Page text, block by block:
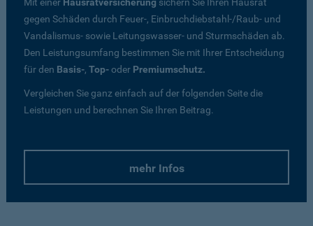
gegen Schäden durch Feuer-, Einbruchdiebstahl-/Raub- und
Vandalismus- sowie Leitungswasser- und Sturmschäden ab.
Den Leistungsumfang bestimmen Sie mit Ihrer Entscheidung
für den Basis-, Top-oder Premiumschutz.
Vergleichen Sie ganz einfach auf der folgenden Seite die
Leistungen und berechnen Sie Ihren Beitrag.
mehr Infos